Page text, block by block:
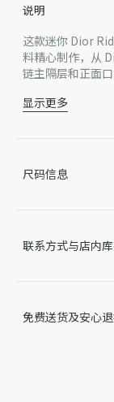
说明
这款迷你 Dior
料精心制作，从
链主隔层和正面
理想的儿童双肩背
正面饰以银色
黑色牛皮革手柄
正面拉链口袋
内含防尘袋
产品图片可能与
显示更多
尺码信息
联系方式与店内
免费送货及安心